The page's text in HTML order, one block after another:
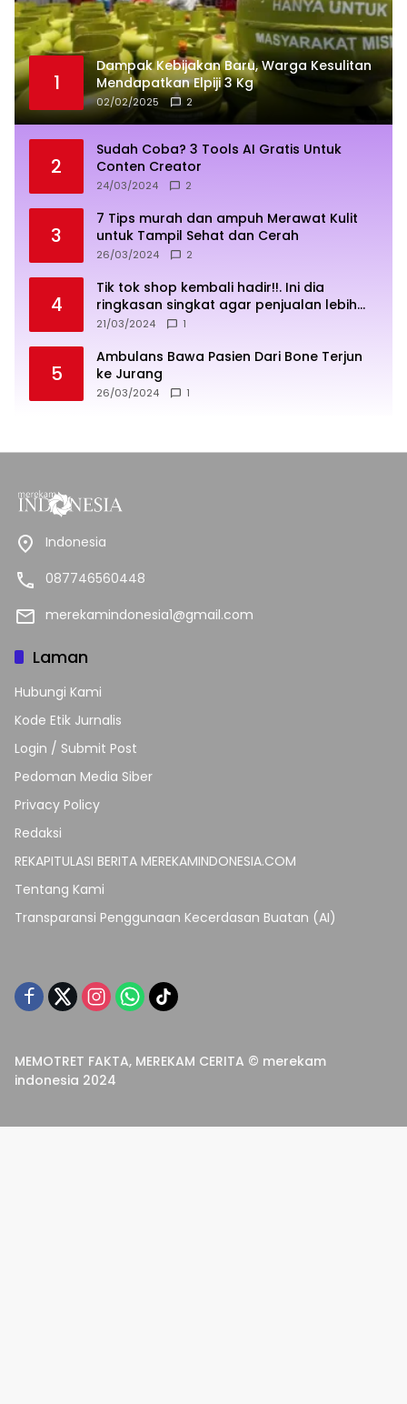
1
Dampak Kebijakan Baru, Warga Kesulitan
Mendapatkan Elpiji 3 Kg
02/02/2025 2
2
Sudah Coba? 3 Tools AI Gratis Untuk
Conten Creator
24/03/2024 2
3
7 Tips murah dan ampuh Merawat Kulit
untuk Tampil Sehat dan Cerah
26/03/2024 2
4
Tik tok shop kembali hadir!!. Ini dia
ringkasan singkat agar penjualan lebih
sukses
21/03/2024 1
5
Ambulans Bawa Pasien Dari Bone Terjun
ke Jurang
26/03/2024 1
Indonesia
087746560448
merekamindonesia1@gmail.com
Laman
Hubungi Kami
Kode Etik Jurnalis
Login / Submit Post
Pedoman Media Siber
Privacy Policy
Redaksi
REKAPITULASI BERITA MEREKAMINDONESIA.COM
Tentang Kami
Transparansi Penggunaan Kecerdasan Buatan (AI)
MEMOTRET FAKTA, MEREKAM CERITA © merekam
indonesia 2024